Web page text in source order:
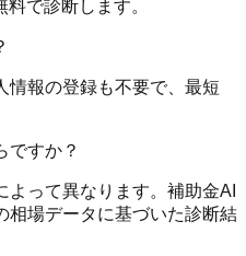
で診断します。
情報の登録も不要で、最短
ですか？
って異なります。補助金AI
相場データに基づいた診断結